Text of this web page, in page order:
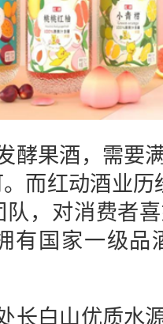
酵果酒，需要
而红动酒业
，对消费者
有国家一级品
长白山优质水